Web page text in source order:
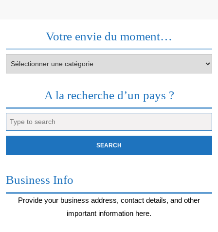
Votre envie du moment…
envie
A la recherche d’un pays ?
for:
Business Info
Provide your business address, contact details, and other
important information here.